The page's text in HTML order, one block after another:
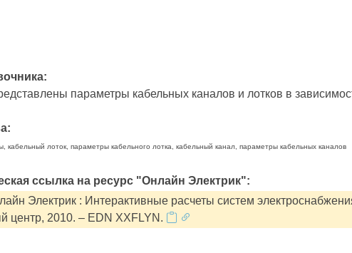
параметры кабельных каналов и лотков в
кабельный лоток, параметры кабельного лотка, кабельный канал, параметры кабельных каналов
ссылка на ресурс "Онлайн Электрик":
Электрик : Интерактивные расчеты систем
центр, 2010. – EDN XXFLYN.